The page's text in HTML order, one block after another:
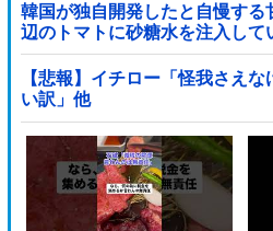
韓国が独自開発したと自慢する
辺のトマトに砂糖水を注入して
大問題にw
【悲報】イチロー「怪我さえ
い訳」他